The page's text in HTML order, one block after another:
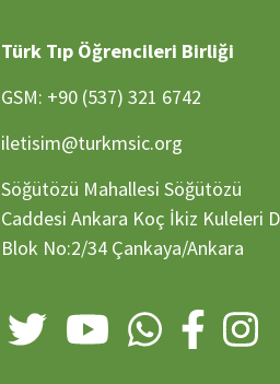
Türk Tıp Öğrencileri Birliği
GSM: +90 (537) 321 6742
iletisim@turkmsic.org
Söğütözü Mahallesi Söğütözü
Caddesi Ankara Koç İkiz Kuleleri D
Blok No:2/34 Çankaya/Ankara